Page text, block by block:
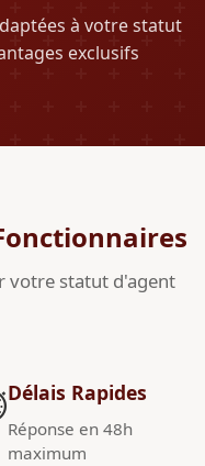
à votre statut
exclusifs
votre statut d'agent
Délais Rapides
Réponse en 48h
maximum